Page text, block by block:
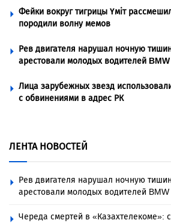
Фейки вокруг тигрицы Үміт
породили волну мемов
Рев двигателя нарушал ночную
арестовали молодых водителей BMW
Лица зарубежных звезд
с обвинениями в адрес РК
ЛЕНТА НОВОСТЕЙ
Рев двигателя нарушал ночную
арестовали молодых водителей BMW
Череда смертей в «Казахтелекоме»: